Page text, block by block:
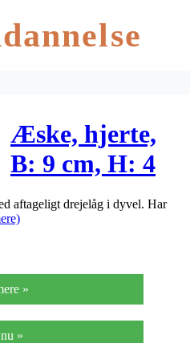
Æske, hjerte,
B: 9 cm, H: 4
cm,
krydsfiner,
mål 6,7×2,6
cm
aftageligt drejelåg i dyvel. Har
»
»